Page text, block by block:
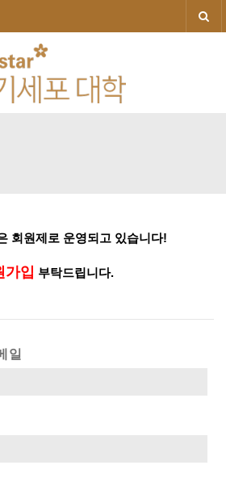
회원제로 운영되고 있습니다!
가입 부탁드립니다.
일